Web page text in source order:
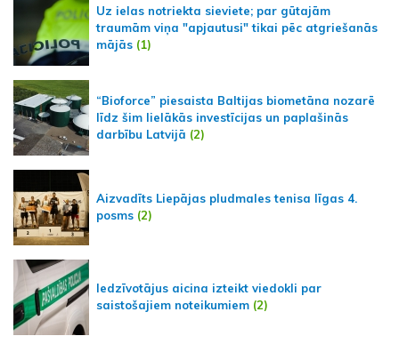
Uz ielas notriekta sieviete; par gūtajām
traumām viņa "apjautusi" tikai pēc atgriešanās
mājās (1)
“Bioforce” piesaista Baltijas biometāna nozarē
līdz šim lielākās investīcijas un paplašinās
darbību Latvijā (2)
Aizvadīts Liepājas pludmales tenisa līgas 4.
posms (2)
Iedzīvotājus aicina izteikt viedokli par
saistošajiem noteikumiem (2)